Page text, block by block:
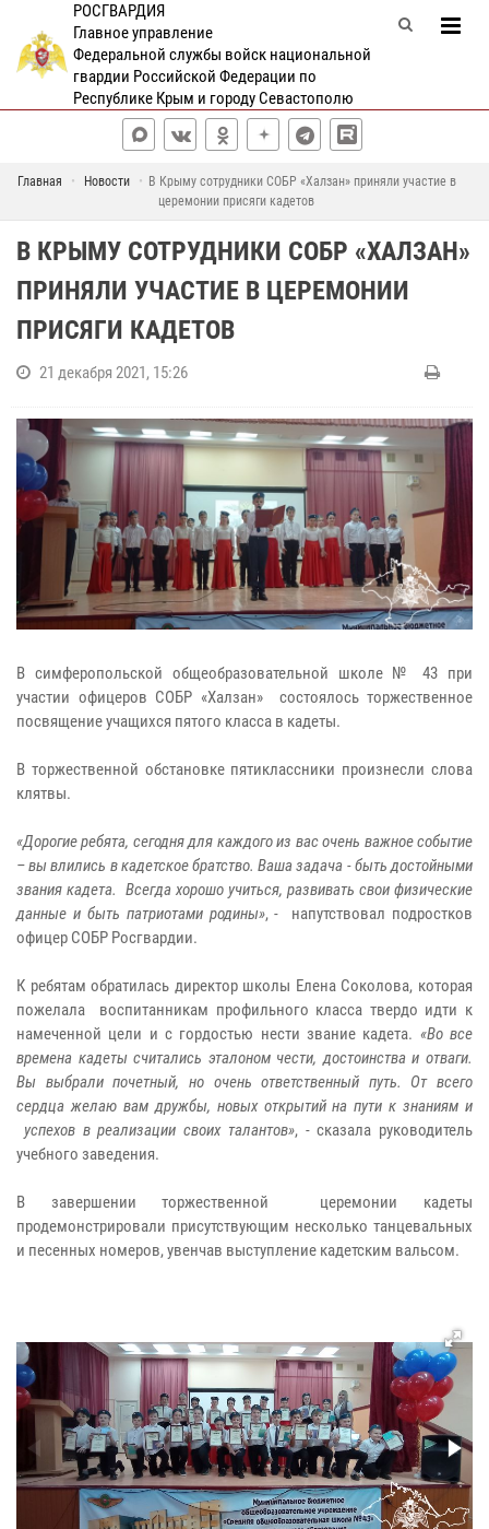
РОСГВАРДИЯ
Главное управление
Федеральной службы войск национальной
гвардии Российской Федерации по
Республике Крым и городу Севастополю
Главная Новости
В Крыму сотрудники СОБР «Халзан» приняли участие в
церемонии присяги кадетов
В КРЫМУ СОТРУДНИКИ СОБР «ХАЛЗАН»
ПРИНЯЛИ УЧАСТИЕ В ЦЕРЕМОНИИ
ПРИСЯГИ КАДЕТОВ
21 декабря 2021, 15:26
В симферопольской общеобразовательной школе № 43 при
участии офицеров СОБР «Халзан» состоялось торжественное
посвящение учащихся пятого класса в кадеты.
В торжественной обстановке пятиклассники произнесли слова
клятвы.
«Дорогие ребята, сегодня для каждого из вас очень важное событие
– вы влились в кадетское братство. Ваша задача - быть достойными
звания кадета. Всегда хорошо учиться, развивать свои физические
данные и быть патриотами родины», - напутствовал подростков
офицер СОБР Росгвардии.
К ребятам обратилась директор школы Елена Соколова, которая
пожелала воспитанникам профильного класса твердо идти к
намеченной цели и с гордостью нести звание кадета. «Во все
времена кадеты считались эталоном чести, достоинства и отваги.
Вы выбрали почетный, но очень ответственный путь. От всего
сердца желаю вам дружбы, новых открытий на пути к знаниям и
успехов в реализации своих талантов», - сказала руководитель
учебного заведения.
В завершении торжественной церемонии кадеты
продемонстрировали присутствующим несколько танцевальных
и песенных номеров, увенчав выступление кадетским вальсом.